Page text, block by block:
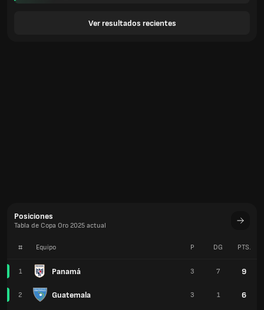
Ver resultados recientes
Posiciones
Tabla de Copa Oro 2025 actual
# Equipo
1 Panamá
2 Guatemala
P DG PTS.
3 7 9
3 1 6